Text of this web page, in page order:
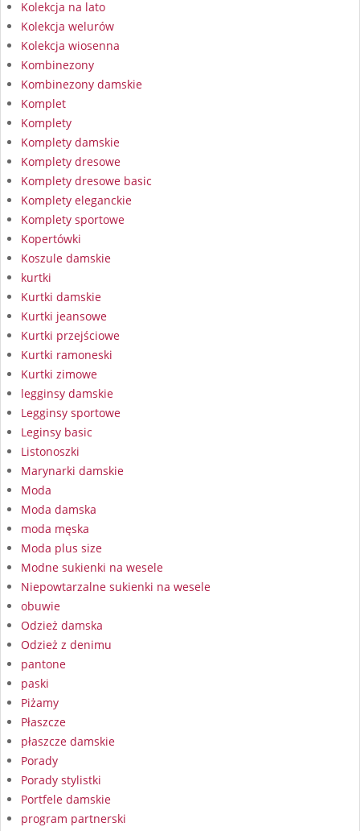
Kolekcja na lato
Kolekcja welurów
Kolekcja wiosenna
Kombinezony
Kombinezony damskie
Komplet
Komplety
Komplety damskie
Komplety dresowe
Komplety dresowe basic
Komplety eleganckie
Komplety sportowe
Kopertówki
Koszule damskie
kurtki
Kurtki damskie
Kurtki jeansowe
Kurtki przejściowe
Kurtki ramoneski
Kurtki zimowe
legginsy damskie
Legginsy sportowe
Leginsy basic
Listonoszki
Marynarki damskie
Moda
Moda damska
moda męska
Moda plus size
Modne sukienki na wesele
Niepowtarzalne sukienki na wesele
obuwie
Odzież damska
Odzież z denimu
pantone
paski
Piżamy
Płaszcze
płaszcze damskie
Porady
Porady stylistki
Portfele damskie
program partnerski